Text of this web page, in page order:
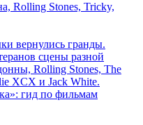
Rolling Stones, Tricky,
вернулись гранды.
сцены разной
Rolling Stones, The
XCX и Jack White.
гид по фильмам